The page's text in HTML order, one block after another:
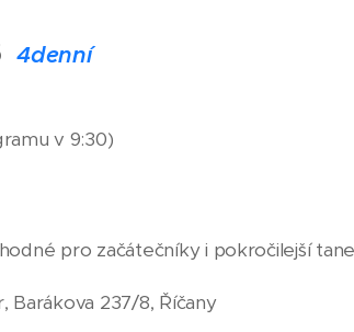
4denní
v 9:30)
pro začátečníky i pokročilejší
Barákova 237/8, Říčany